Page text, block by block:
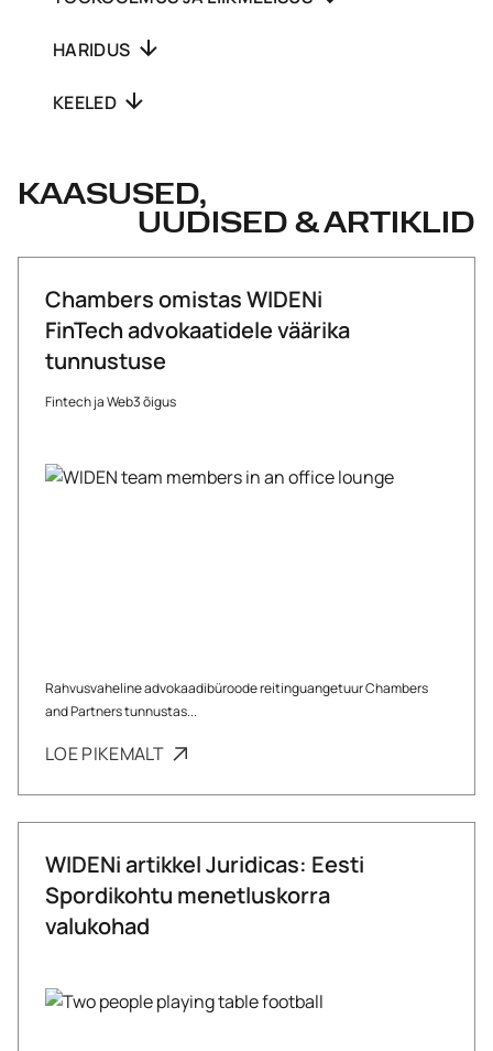
HARIDUS
KEELED
KAASUSED,
UUDISED & ARTIKLID
Chambers omistas WIDENi
FinTech advokaatidele väärika
tunnustuse
Fintech ja Web3 õigus
Rahvusvaheline advokaadibüroode reitinguangetuur Chambers
and Partners tunnustas...
LOE PIKEMALT
WIDENi artikkel Juridicas: Eesti
Spordikohtu menetluskorra
valukohad